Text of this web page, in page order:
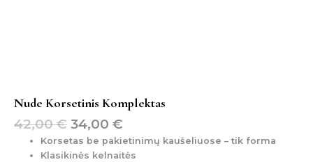
Nude Korsetinis Komplektas
42,00€ 34,00 €
Korsetas be pakietinimų kaušeliuose – tik forma
Klasikinės kelnaitės